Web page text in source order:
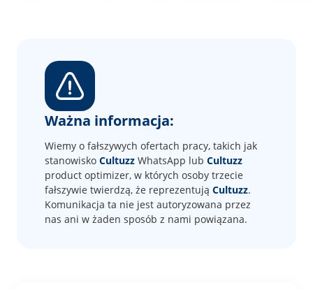
Ważna informacja:
Wiemy o fałszywych ofertach pracy, takich jak
stanowisko Cultuzz WhatsApp lub Cultuzz
product optimizer, w których osoby trzecie
fałszywie twierdzą, że reprezentują Cultuzz.
Komunikacja ta nie jest autoryzowana przez
nas ani w żaden sposób z nami powiązana.